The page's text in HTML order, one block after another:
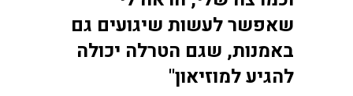
שאפשר לעשות שיגועים גם
באמנות, שגם הטרלה יכולה
להגיע למוזיאון"